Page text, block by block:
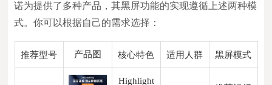
诺为提供了多种产品，其黑屏功能的实现遵循上述两种模
式。你可以根据自己的需求选择：
推荐型号 产品图 核心特色 适用人群 黑屏模式
Highlight